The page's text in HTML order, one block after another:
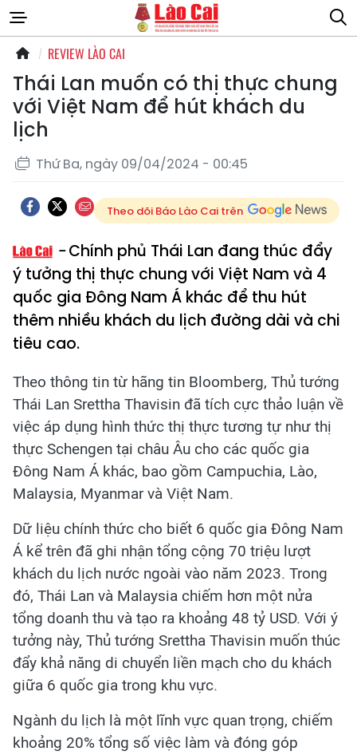
REVIEW LÀO CAI
Thái Lan muốn có thị thực chung
với Việt Nam để hút khách du
lịch
Thứ Ba, ngày 09/04/2024 - 00:45
Theo dõi Báo Lào Cai trên
Chính phủ Thái Lan đang thúc đẩy
ý tưởng thị thực chung với Việt Nam và 4
quốc gia Đông Nam Á khác để thu hút
thêm nhiều khách du lịch đường dài và chi
tiêu cao.
Theo thông tin từ hãng tin Bloomberg, Thủ tướng
Thái Lan Srettha Thavisin đã tích cực thảo luận về
việc áp dụng hình thức thị thực tương tự như thị
thực Schengen tại châu Âu cho các quốc gia
Đông Nam Á khác, bao gồm Campuchia, Lào,
Malaysia, Myanmar và Việt Nam.
Dữ liệu chính thức cho biết 6 quốc gia Đông Nam
Á kể trên đã ghi nhận tổng cộng 70 triệu lượt
khách du lịch nước ngoài vào năm 2023. Trong
đó, Thái Lan và Malaysia chiếm hơn một nửa
tổng doanh thu và tạo ra khoảng 48 tỷ USD. Với ý
tưởng này, Thủ tướng Srettha Thavisin muốn thúc
đẩy khả năng di chuyển liền mạch cho du khách
giữa 6 quốc gia trong khu vực.
Ngành du lịch là một lĩnh vực quan trọng, chiếm
khoảng 20% tổng số việc làm và đóng góp